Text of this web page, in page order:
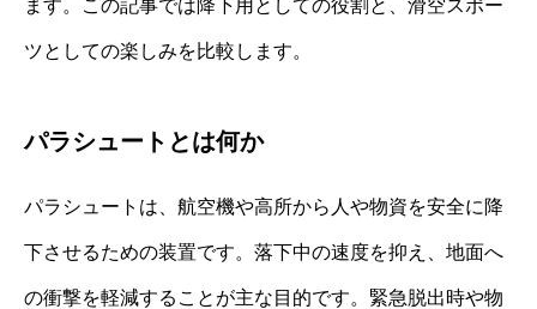
ます。この記事では降下用としての役割と、滑空スポー
ツとしての楽しみを比較します。
パラシュートとは何か
パラシュートは、航空機や高所から人や物資を安全に降
下させるための装置です。落下中の速度を抑え、地面へ
の衝撃を軽減することが主な目的です。緊急脱出時や物